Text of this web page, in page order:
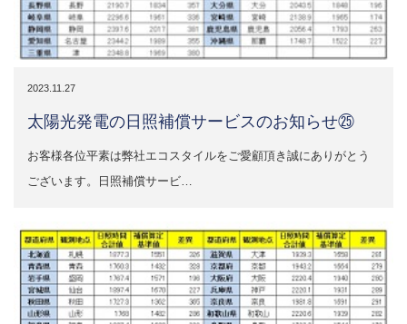
2023.11.27
太陽光発電の日照補償サービスのお知らせ㉕
お客様各位平素は弊社エコスタイルをご愛顧頂き誠にありがとう
ございます。日照補償サービ…